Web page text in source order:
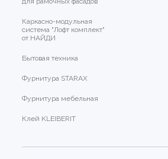
Каркасно-модульная
система "Лофт комплект"
от НАЙДИ
Бытовая техника
Фурнитура STARAX
Фурнитура мебельная
Клей KLEIBERIT